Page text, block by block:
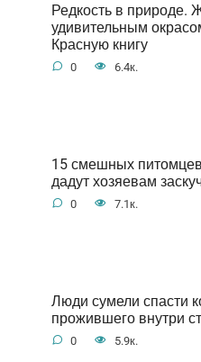
Редкость в природе.
удивительным
Красную книгу
0 6.4к.
15 смешных
дадут хозяевам
0 7.1к.
Люди сумели спасти
прожившего внутри
0 5.9к.